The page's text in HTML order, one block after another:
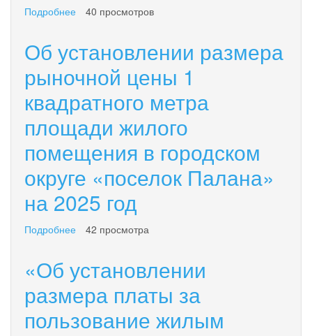
Подробнее
размера
за
жилым
помещением
(платы
за
наём)
для
жилых
по
найма
и
договорам
найма
жилых
40 просмотров
Об установлении размера
рыночной цены 1
квадратного метра
площади жилого
помещения в городском
округе «поселок Палана»
на 2025 год
Подробнее
размера
цены
квадратного
42 просмотра
«Об установлении
размера платы за
пользование жилым